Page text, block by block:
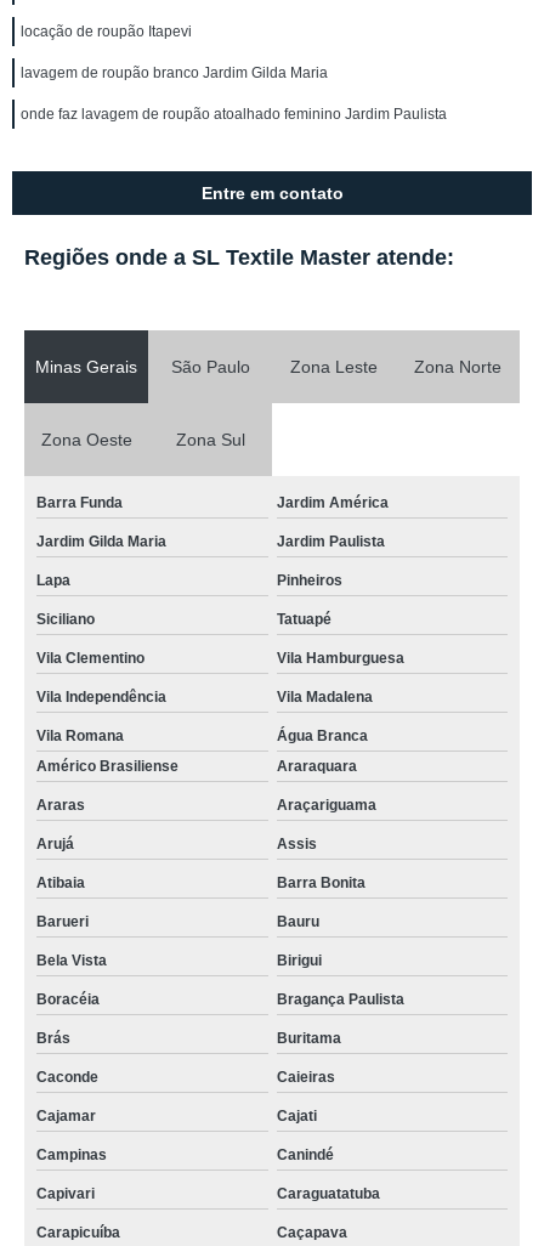
locação de roupão Itapevi
lavagem de roupão branco Jardim Gilda Maria
onde faz lavagem de roupão atoalhado feminino Jardim Paulista
Entre em contato
Regiões onde a SL Textile Master atende:
Minas Gerais São Paulo Zona Leste Zona Norte
Zona Oeste Zona Sul
Barra Funda Jardim América
Jardim Gilda Maria Jardim Paulista
Lapa Pinheiros
Siciliano Tatuapé
Vila Clementino Vila Hamburguesa
Vila Independência Vila Madalena
Vila Romana
Água Branca
Américo Brasiliense
Araraquara
Araras Araçariguama
Arujá Assis
Atibaia Barra Bonita
Barueri Bauru
Bela Vista Birigui
Boracéia Bragança Paulista
Brás Buritama
Caconde Caieiras
Cajamar Cajati
Campinas Canindé
Capivari Caraguatatuba
Carapicuíba Caçapava